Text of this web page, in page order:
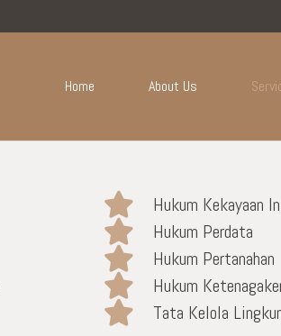
Home About Us
Hukum Kekayaan
Hukum Perdata
Hukum Pertanahan
Hukum
Tata Kelola